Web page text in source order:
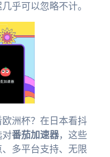
乎可以忽略不计。
洲杯？在日本看抖
对番茄加速器，这些
多平台支持、无限